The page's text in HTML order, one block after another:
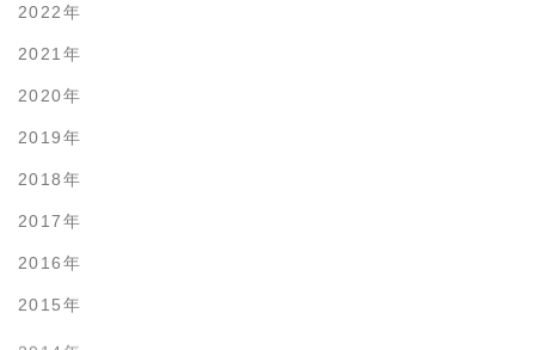
2022年
2021年
2020年
2019年
2018年
2017年
2016年
2015年